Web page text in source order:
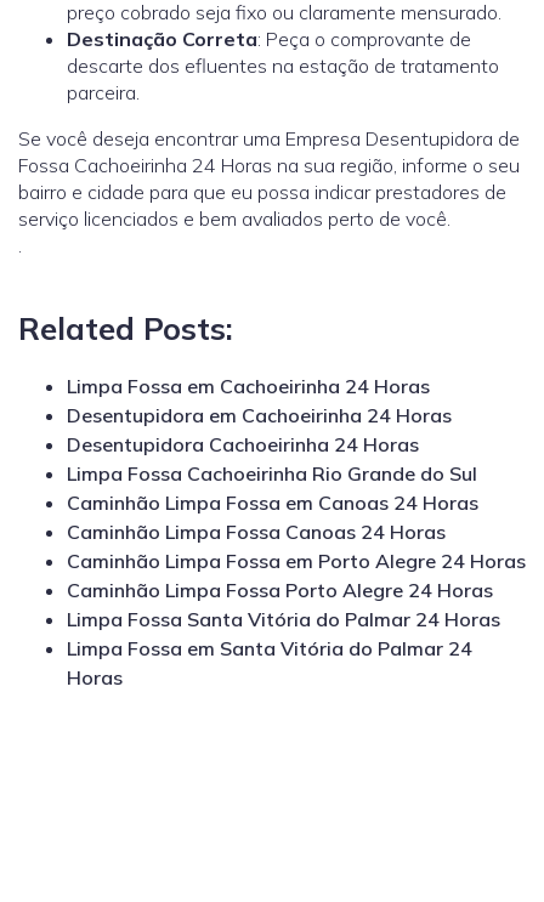
preço cobrado seja fixo ou claramente mensurado.
Destinação Correta: Peça o comprovante de
descarte dos efluentes na estação de tratamento
parceira.
Se você deseja encontrar uma Empresa Desentupidora de
Fossa Cachoeirinha 24 Horas na sua região, informe o seu
bairro e cidade para que eu possa indicar prestadores de
serviço licenciados e bem avaliados perto de você.
Related Posts:
Limpa Fossa em Cachoeirinha 24 Horas
Desentupidora em Cachoeirinha 24 Horas
Desentupidora Cachoeirinha 24 Horas
Limpa Fossa Cachoeirinha Rio Grande do Sul
Caminhão Limpa Fossa em Canoas 24 Horas
Caminhão Limpa Fossa Canoas 24 Horas
Caminhão Limpa Fossa em Porto Alegre 24 Horas
Caminhão Limpa Fossa Porto Alegre 24 Horas
Limpa Fossa Santa Vitória do Palmar 24 Horas
Limpa Fossa em Santa Vitória do Palmar 24
Horas